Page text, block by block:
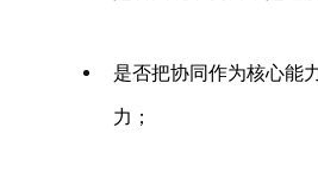
是否把协同作为核心能
力；